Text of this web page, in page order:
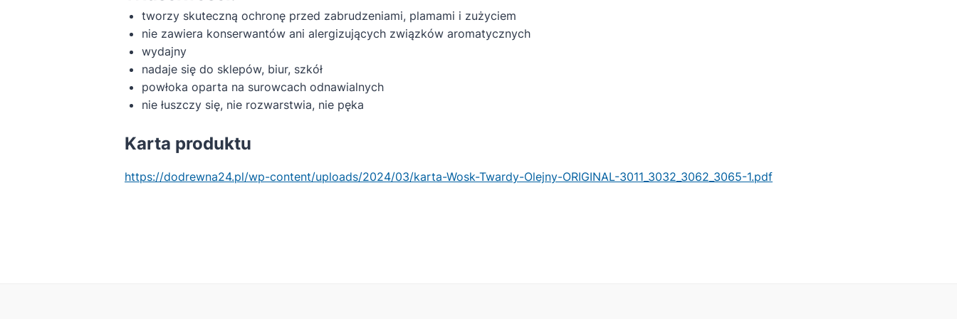
tworzy skuteczną ochronę przed zabrudzeniami, plamami i zużyciem
nie zawiera konserwantów ani alergizujących związków aromatycznych
wydajny
nadaje się do sklepów, biur, szkół
powłoka oparta na surowcach odnawialnych
nie łuszczy się, nie rozwarstwia, nie pęka
Karta produktu
https://dodrewna24.pl/wp-content/uploads/2024/03/karta-Wosk-Twardy-Olejny-ORIGINAL-3011_3032_3062_3065-1.pdf